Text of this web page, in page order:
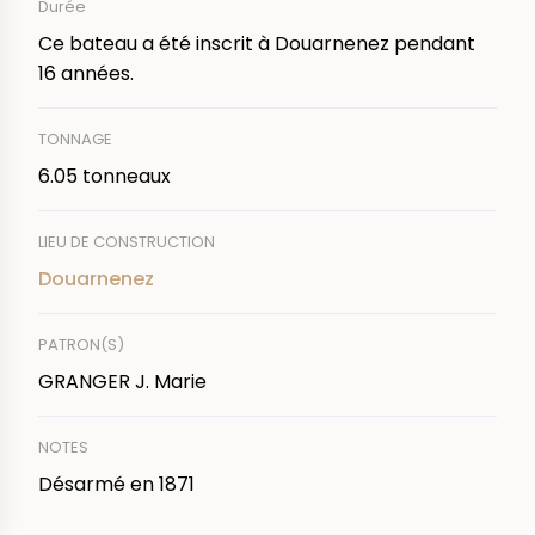
Durée
Ce bateau a été inscrit à Douarnenez pendant
16 années.
TONNAGE
6.05 tonneaux
LIEU DE CONSTRUCTION
Douarnenez
PATRON(S)
GRANGER J. Marie
NOTES
Désarmé en 1871